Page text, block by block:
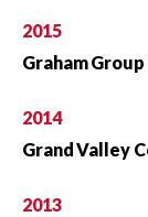
2015
Graham Group
2014
Grand Valley
2013